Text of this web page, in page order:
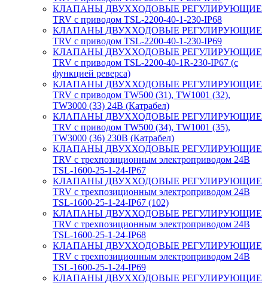
КЛАПАНЫ ДВУХХОДОВЫЕ РЕГУЛИРУЮЩИЕ
TRV с приводом TSL-2200-40-1-230-IP68
КЛАПАНЫ ДВУХХОДОВЫЕ РЕГУЛИРУЮЩИЕ
TRV с приводом TSL-2200-40-1-230-IP69
КЛАПАНЫ ДВУХХОДОВЫЕ РЕГУЛИРУЮЩИЕ
TRV с приводом TSL-2200-40-1R-230-IP67 (с
функцией реверса)
КЛАПАНЫ ДВУХХОДОВЫЕ РЕГУЛИРУЮЩИЕ
TRV с приводом TW500 (31), TW1001 (32),
TW3000 (33) 24В (Катрабел)
КЛАПАНЫ ДВУХХОДОВЫЕ РЕГУЛИРУЮЩИЕ
TRV с приводом TW500 (34), TW1001 (35),
TW3000 (36) 230В (Катрабел)
КЛАПАНЫ ДВУХХОДОВЫЕ РЕГУЛИРУЮЩИЕ
TRV с трехпозиционным электроприводом 24В
TSL-1600-25-1-24-IP67
КЛАПАНЫ ДВУХХОДОВЫЕ РЕГУЛИРУЮЩИЕ
TRV с трехпозиционным электроприводом 24В
TSL-1600-25-1-24-IP67 (102)
КЛАПАНЫ ДВУХХОДОВЫЕ РЕГУЛИРУЮЩИЕ
TRV с трехпозиционным электроприводом 24В
TSL-1600-25-1-24-IP68
КЛАПАНЫ ДВУХХОДОВЫЕ РЕГУЛИРУЮЩИЕ
TRV с трехпозиционным электроприводом 24В
TSL-1600-25-1-24-IP69
КЛАПАНЫ ДВУХХОДОВЫЕ РЕГУЛИРУЮЩИЕ